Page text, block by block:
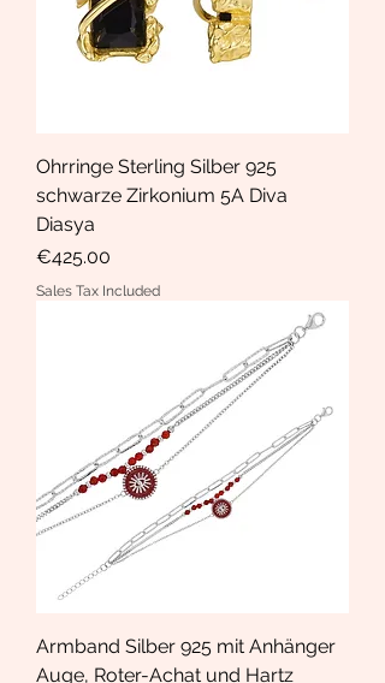
Ohrringe Sterling Silber 925
schwarze Zirkonium 5A Diva
Diasya
Price
€425.00
Sales Tax Included
Armband Silber 925 mit Anhänger
Auge, Roter-Achat und Hartz